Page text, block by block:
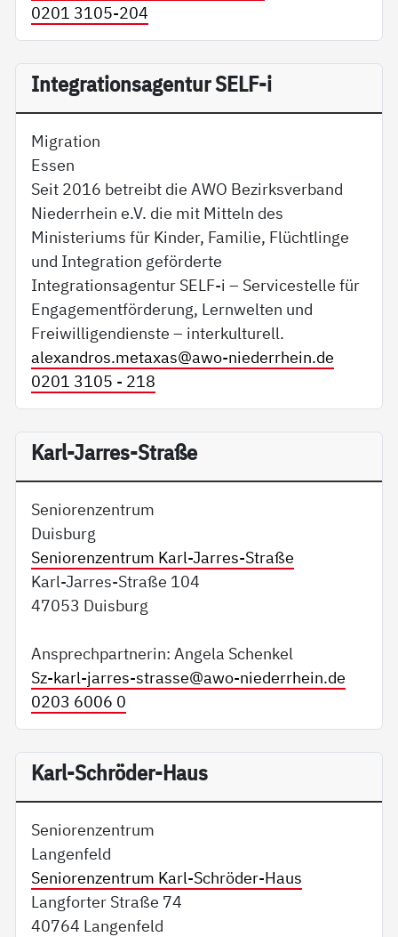
0201 3105-204
In­te­g­ra­ti­on­sa­gen­tur SELF-i
Migration
Essen
Seit 2016 betreibt die AWO Bezirksverband
Niederrhein e.V. die mit Mitteln des
Ministeriums für Kinder, Familie, Flüchtlinge
und Integration geförderte
Integrationsagentur SELF-i – Servicestelle für
Engagementförderung, Lernwelten und
Freiwilligendienste – interkulturell.
alexandros.metaxas@awo-niederrhein.de
0201 3105 - 218
Karl-Jarres-Straße
Seniorenzentrum
Duisburg
Seniorenzentrum Karl-Jarres-Straße
Karl-Jarres-Straße 104
47053 Duisburg
Ansprechpartnerin: Angela Schenkel
Sz-karl-jarres-strasse@awo-niederrhein.de
0203 6006 0
Karl-Schröder-Haus
Seniorenzentrum
Langenfeld
Seniorenzentrum Karl-Schröder-Haus
Langforter Straße 74
40764 Langenfeld